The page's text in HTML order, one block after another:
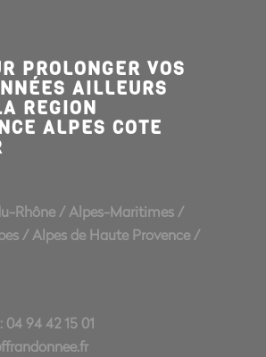
PROLONGER VOS
AILLEURS
REGION
ALPES COTE
Rhône / Alpes-Maritimes /
/ Alpes de Haute Provence /
04 94 42 15 01